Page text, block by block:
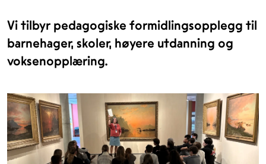
Vi tilbyr pedagogiske formidlingsopplegg til
barnehager, skoler, høyere utdanning og
voksenopplæring.